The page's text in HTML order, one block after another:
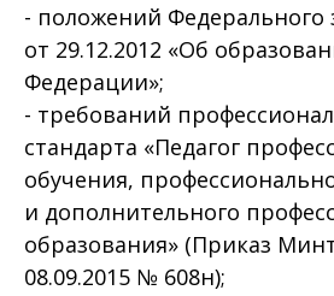
- положений Федерального
от 29.12.2012 «Об
Федерации»;
- требований
стандарта «Педагог
обучения,
и дополнительного
образования» (Приказ
08.09.2015 № 608н);